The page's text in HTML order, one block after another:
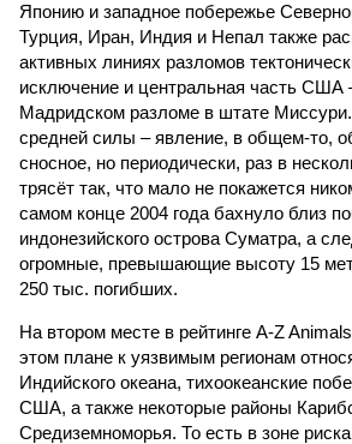
Японию и западное побережье
Турция, Иран, Индия и Непал также
активных линиях разломов
исключение и центральная часть США
Мадридском разломе в штате
средней силы – явление, в общем-то,
сносное, но периодически, раз в
трясёт так, что мало не покажется
самом конце 2004 года бахнуло близ
индонезийского острова Суматра, а
огромные, превышающие высоту 15
250 тыс. погибших.
На втором месте в рейтинге A-Z
этом плане к уязвимым регионам
Индийского океана, тихо­океанские
США, а также некоторые районы
Средиземноморья. То есть в зоне